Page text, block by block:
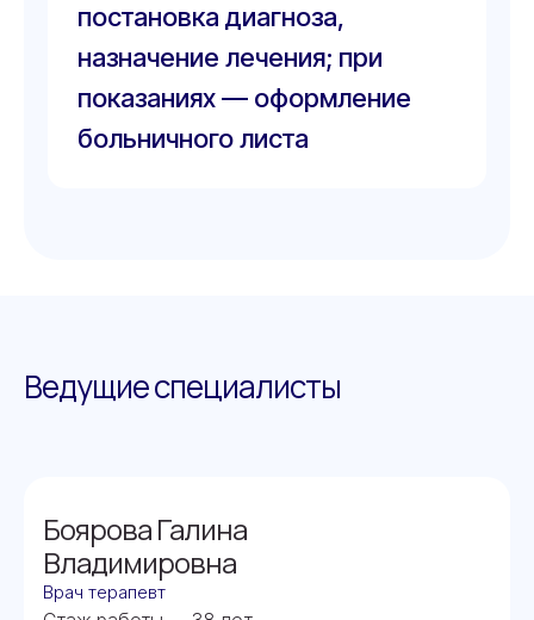
постановка диагноза,
назначение лечения; при
показаниях — оформление
больничного листа
Ведущие специалисты
Боярова Галина
Владимировна
Врач терапевт